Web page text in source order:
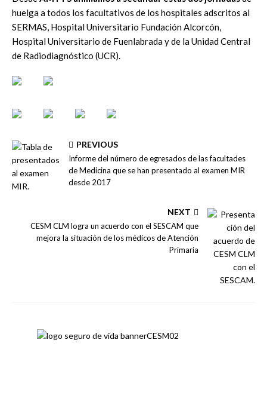
huelga a todos los facultativos de los hospitales adscritos al
SERMAS, Hospital Universitario Fundación Alcorcón,
Hospital Universitario de Fuenlabrada y de la Unidad Central
de Radiodiagnóstico (UCR).
PREVIOUS
Informe del número de egresados de las facultades
de Medicina que se han presentado al examen MIR
desde 2017
NEXT
CESM CLM logra un acuerdo con el SESCAM que
mejora la situación de los médicos de Atención
Primaria